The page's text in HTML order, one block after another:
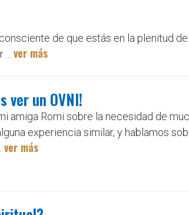
de que estás en la plenitud de
... ver más
ver un OVNI!
amiga Romi sobre la necesidad de
experiencia similar, y hablamos
ver más